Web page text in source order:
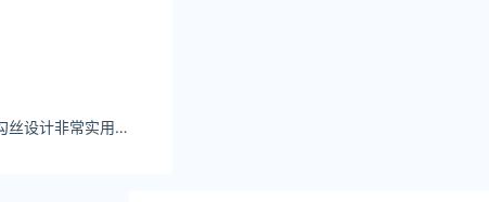
韩漫网站丝袜的防勾丝设计非常实用，即使频繁摩擦也不会轻易破损，质量非常可靠